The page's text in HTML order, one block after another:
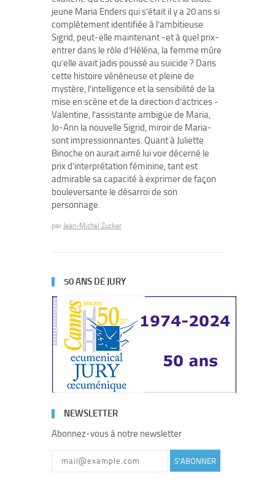
jeune Maria Enders qui s’était il y a 20 ans si
complètement identifiée à l’ambitieuse
Sigrid, peut-elle maintenant -et à quel prix-
entrer dans le rôle d’Héléna, la femme mûre
qu’elle avait jadis poussé au suicide ? Dans
cette histoire vénéneuse et pleine de
mystère, l’intelligence et la sensibilité de la
mise en scène et de la direction d’actrices -
Valentine, l’assistante ambigüe de Maria,
Jo-Ann la nouvelle Sigrid, miroir de Maria-
sont impressionnantes. Quant à Juliette
Binoche on aurait aimé lui voir décerné le
prix d’interprétation féminine, tant est
admirable sa capacité à exprimer de façon
bouleversante le désarroi de son
personnage.
par Jean-Michel Zucker
50 ANS DE JURY
NEWSLETTER
Abonnez-vous à notre newsletter
S'ABONNER